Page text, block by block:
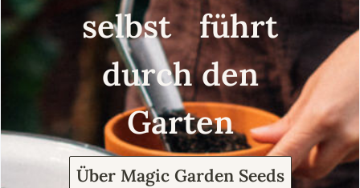
selbst führt
durch den
Garten
Über Magic Garden Seeds